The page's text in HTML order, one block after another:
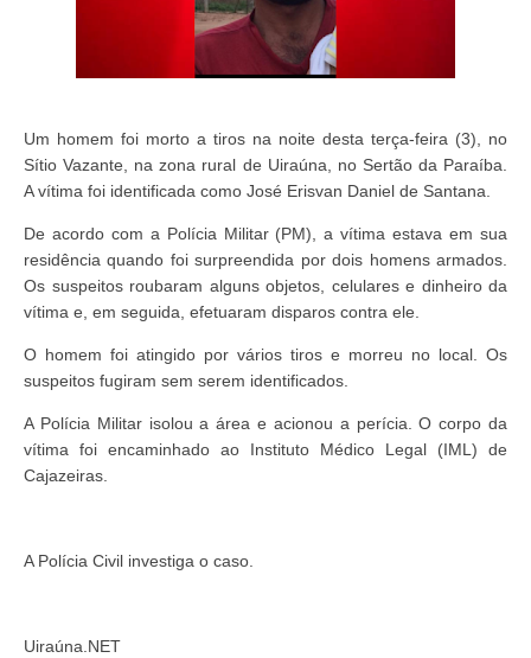
Um homem foi morto a tiros na noite desta terça-feira (3), no
Sítio Vazante, na zona rural de Uiraúna, no Sertão da Paraíba.
A vítima foi identificada como José Erisvan Daniel de Santana.
De acordo com a Polícia Militar (PM), a vítima estava em sua
residência quando foi surpreendida por dois homens armados.
Os suspeitos roubaram alguns objetos, celulares e dinheiro da
vítima e, em seguida, efetuaram disparos contra ele.
O homem foi atingido por vários tiros e morreu no local. Os
suspeitos fugiram sem serem identificados.
A Polícia Militar isolou a área e acionou a perícia. O corpo da
vítima foi encaminhado ao Instituto Médico Legal (IML) de
Cajazeiras.
A Polícia Civil investiga o caso.
Uiraúna.NET